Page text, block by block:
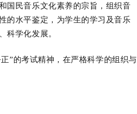
国民音乐文化素养的宗旨，组织音
的水平鉴定，为学生的学习及音乐
科学化发展。
”的考试精神，在严格科学的组织与